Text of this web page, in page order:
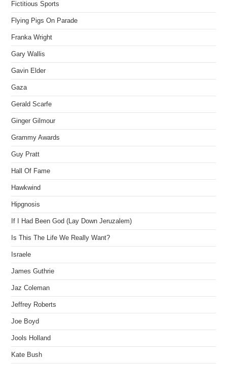
Fictitious Sports
Flying Pigs On Parade
Franka Wright
Gary Wallis
Gavin Elder
Gaza
Gerald Scarfe
Ginger Gilmour
Grammy Awards
Guy Pratt
Hall Of Fame
Hawkwind
Hipgnosis
If I Had Been God (Lay Down Jeruzalem)
Is This The Life We Really Want?
Israele
James Guthrie
Jaz Coleman
Jeffrey Roberts
Joe Boyd
Jools Holland
Kate Bush